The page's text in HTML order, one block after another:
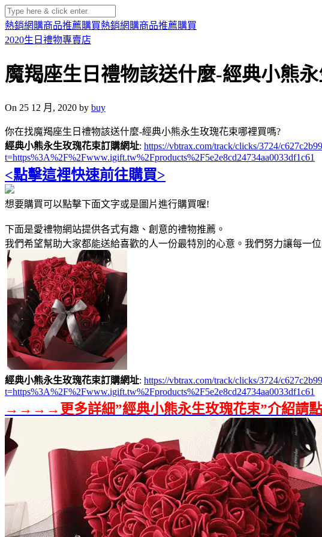
熱銷網購商品推薦購買熱銷網購商品推薦購買
2020生日禮物專賣店
魔羯座生日禮物該送什麼-經典小熊
On 25 12 月, 2020 by buy
你在找魔羯座生日禮物該送什麼-經典小熊永生玫瑰花束哪裡買嗎?
經典小熊永生玫瑰花束訂購網址: https://vbtrax.com/track/clicks/3724/
t=https%3A%2F%2Fwww.igift.tw%2Fproducts%2F5e2e8cd24734aa0033df1c61
<點擊這裡快速前往購買>
想要購買可以點擊下面文字或是圖片進行購買喔!
下面是愛禮物網站提供各式有趣、創意的禮物推薦。
我們希望幫助大家都能送給喜歡的人一份最特別的心意。我們努力讓每一
經典小熊永生玫瑰花束訂購網址: https://vbtrax.com/track/clicks/3724/
t=https%3A%2F%2Fwww.igift.tw%2Fproducts%2F5e2e8cd24734aa0033df1c61
→→→→更多詳細”經典小熊永生玫瑰花束”介紹請